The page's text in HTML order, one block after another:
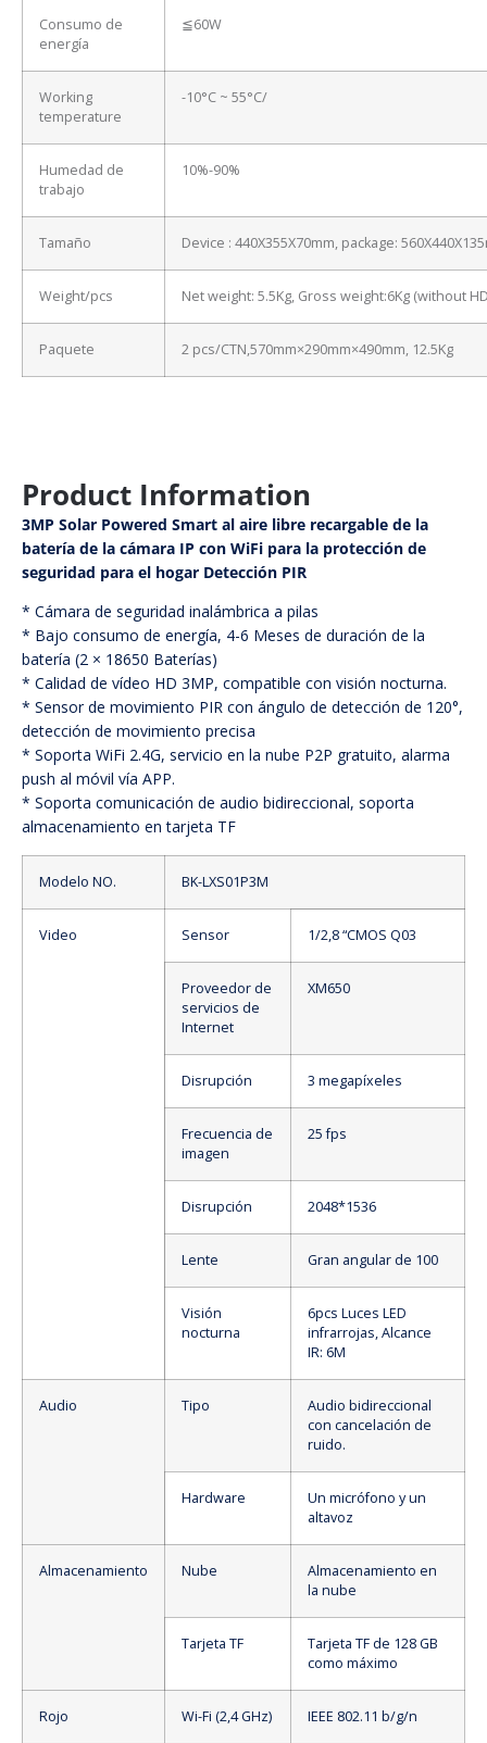
Consumo de
energía
≦60W
Working
temperature
-10°C ~ 55°C/
Humedad de
trabajo
10%-90%
Tamaño Device : 440X355X70mm, package:
Weight/pcs Net weight: 5.5Kg, Gross weight:6Kg (without
Paquete 2 pcs/CTN,570mm×290mm×490mm, 12.5Kg
Product Information
3MP Solar Powered Smart al aire libre recargable de la
batería de la cámara IP con WiFi para la protección de
seguridad para el hogar Detección PIR
* Cámara de seguridad inalámbrica a pilas
* Bajo consumo de energía, 4-6 Meses de duración de la
batería (2 × 18650 Baterías)
* Calidad de vídeo HD 3MP, compatible con visión nocturna.
* Sensor de movimiento PIR con ángulo de detección de 120°,
detección de movimiento precisa
* Soporta WiFi 2.4G, servicio en la nube P2P gratuito, alarma
push al móvil vía APP.
* Soporta comunicación de audio bidireccional, soporta
almacenamiento en tarjeta TF
Modelo NO. BK-LXS01P3M
Video Sensor 1/2,8 “CMOS Q03
Proveedor de
servicios de
Internet
XM650
Disrupción 3 megapíxeles
Frecuencia de
imagen
25 fps
Disrupción 2048*1536
Lente Gran angular de 100
Visión
nocturna
6pcs Luces LED
infrarrojas, Alcance
IR: 6M
Audio Tipo
Audio bidireccional
con cancelación de
ruido.
Hardware
Un micrófono y un
altavoz
Almacenamiento Nube
Almacenamiento en
la nube
Tarjeta TF
Tarjeta TF de 128 GB
como máximo
Rojo Wi-Fi (2,4 GHz) IEEE 802.11 b/g/n